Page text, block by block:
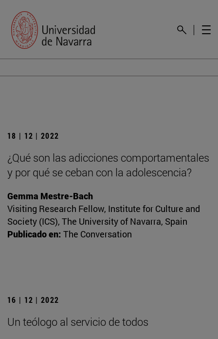
18 | 12 | 2022
¿Qué son las adicciones comportamentales
y por qué se ceban con la adolescencia?
Gemma Mestre-Bach
Visiting Research Fellow, Institute for Culture and
Society (ICS), The University of Navarra, Spain
Publicado en: The Conversation
16 | 12 | 2022
Un teólogo al servicio de todos